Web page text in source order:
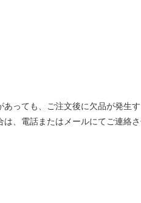
っても、ご注文後に欠品が発生
、電話またはメールにてご連絡